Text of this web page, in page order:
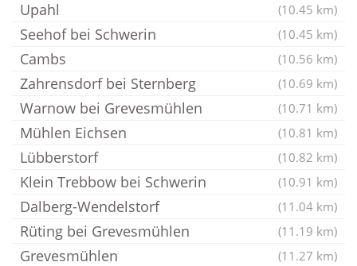
Upahl (10.45 km)
Seehof bei Schwerin (10.45 km)
Cambs (10.56 km)
Zahrensdorf bei Sternberg (10.69 km)
Warnow bei Grevesmühlen (10.71 km)
Mühlen Eichsen (10.81 km)
Lübberstorf (10.82 km)
Klein Trebbow bei Schwerin (10.91 km)
Dalberg-Wendelstorf (11.04 km)
Rüting bei Grevesmühlen (11.19 km)
Grevesmühlen (11.27 km)